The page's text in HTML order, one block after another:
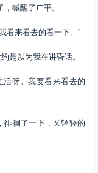
喊醒了广平。
来看去的看一下。”
以为我在讲昏话。
呀。我要看来看去的
徊了一下，又轻轻的